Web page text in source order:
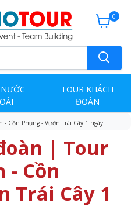
0
TOUR KHÁCH
ĐOÀN
Cồn Phụng - Vườn Trái Cây 1 ngày
| Tour
- Cồn
Trái Cây 1